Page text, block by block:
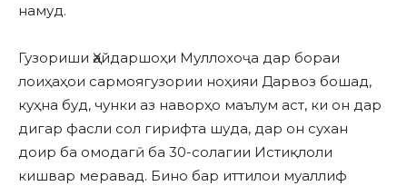
намуд.
Гузориши Ҳайдаршоҳи Муллохоҷа дар бораи
лоиҳаҳои сармоягузории ноҳияи Дарвоз бошад,
куҳна буд, чунки аз наворҳо маълум аст, ки он дар
дигар фасли сол гирифта шуда, дар он сухан
доир ба омодагӣ ба 30-солагии Истиқлоли
кишвар меравад. Бино бар иттилои муаллиф